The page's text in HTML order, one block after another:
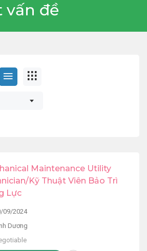
vấn đề
Maintenance Utility
Kỹ Thuật Viên Bảo Trì
Lực
09/2024
Dương